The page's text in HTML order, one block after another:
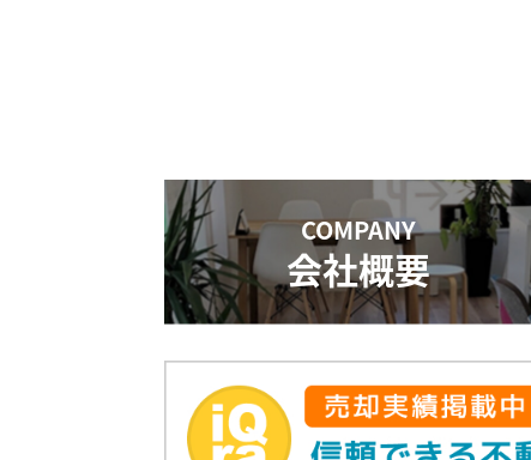
COMPANY
会社概要